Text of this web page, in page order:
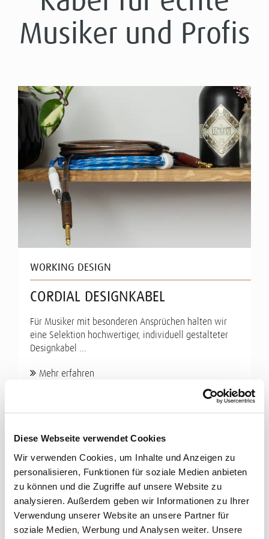
Diese Webseite verwendet Cookies
Wir verwenden Cookies, um Inhalte und Anzeigen zu
personalisieren, Funktionen für soziale Medien anbieten
zu können und die Zugriffe auf unsere Website zu
analysieren. Außerdem geben wir Informationen zu Ihrer
Verwendung unserer Website an unsere Partner für
soziale Medien, Werbung und Analysen weiter. Unsere
Musiker und Profis
WORKING DESIGN
CORDIAL DESIGNKABEL
Für Musiker mit besonderen Ansprüchen halten wir
eine Selektion hochwertiger, individuell gestalteter
Designkabel ...
Mehr erfahren